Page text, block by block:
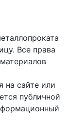
Все права
сайте или
публичной